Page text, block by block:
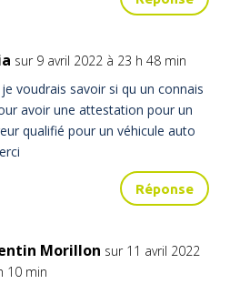
sur 9 avril 2022 à 23 h 48 min
voudrais savoir si qu un connais
avoir une attestation pour un
qualifié pour un véhicule auto
Réponse
Morillon sur 11 avril 2022
10 min